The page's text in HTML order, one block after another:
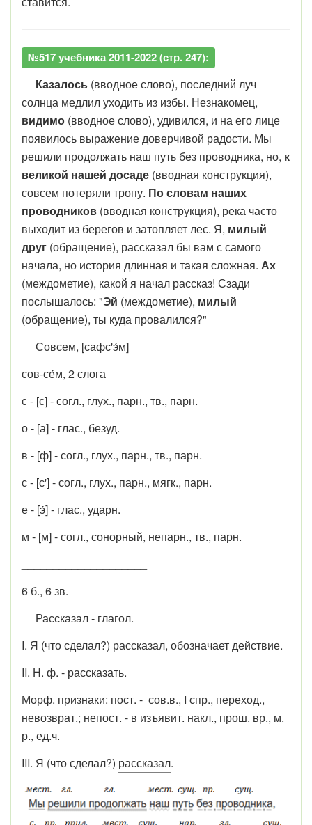
№517 учебника 2011-2022 (стр. 247):
Казалось (вводное слово), последний луч
солнца медлил уходить из избы. Незнакомец,
видимо (вводное слово), удивился, и на его лице
появилось выражение доверчивой радости. Мы
решили продолжать наш путь без проводника, но, к
великой нашей досаде (вводная конструкция),
совсем потеряли тропу. По словам наших
проводников (вводная конструкция), река часто
выходит из берегов и затопляет лес. Я, милый
друг (обращение), рассказал бы вам с самого
начала, но история длинная и такая сложная. Ах
(междометие), какой я начал рассказ! Сзади
послышалось: "Эй (междометие), милый
(обращение), ты куда провалился?"
Совсем, [сафс'э́м]
сов-се́м, 2 слога
с - [с] - согл., глух., парн., тв., парн.
о - [а] - глас., безуд.
в - [ф] - согл., глух., парн., тв., парн.
с - [с'] - согл., глух., парн., мягк., парн.
е - [э́] - глас., ударн.
м - [м] - согл., сонорный, непарн., тв., парн.
6 б., 6 зв.
Рассказал - глагол.
I. Я (что сделал?) рассказал, обозначает действие.
II. Н. ф. - рассказать.
Морф. признаки: пост. - сов.в., I спр., переход.,
невозврат.; непост. - в изъявит. накл., прош. вр., м.
р., ед.ч.
III. Я (что сделал?) рассказал.